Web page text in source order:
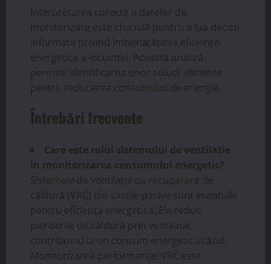
Interpretarea corectă a datelor de
monitorizare este crucială pentru a lua decizii
informate privind îmbunătățirea eficienței
energetice a locuinței. Această analiză
permite identificarea unor soluții eficiente
pentru reducerea consumului de energie.
Întrebări frecvente
Care este rolul sistemului de ventilație
în monitorizarea consumului energetic?
Sistemele de ventilație cu recuperare de
căldură (VRČ) din casele pasive sunt esențiale
pentru eficiența energetică. Ele reduc
pierderile de căldură prin ventilație,
contribuind la un consum energetic scăzut.
Monitorizarea performanței VRČ este